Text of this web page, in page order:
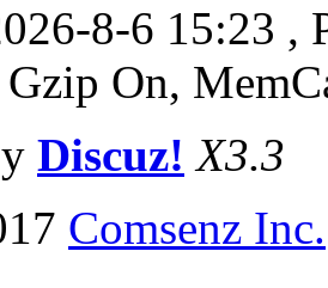
8-6 15:23 ,
On,
Discuz! X3.3
Comsenz Inc.